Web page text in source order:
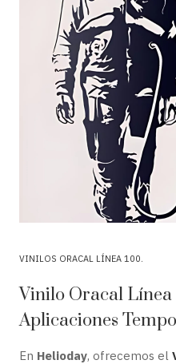
VINILOS ORACAL LÍNEA 100
Vinilo Oracal Línea
Aplicaciones
En Helioday, ofrecemos el